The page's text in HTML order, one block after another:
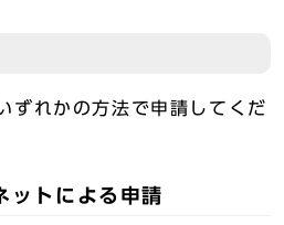
ずれかの方法で申請してくだ
ットによる申請